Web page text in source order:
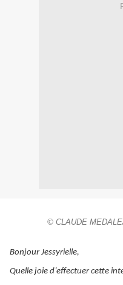
© CLAUDE
Bonjour Jessyrielle,
Quelle joie d’effectuer cette